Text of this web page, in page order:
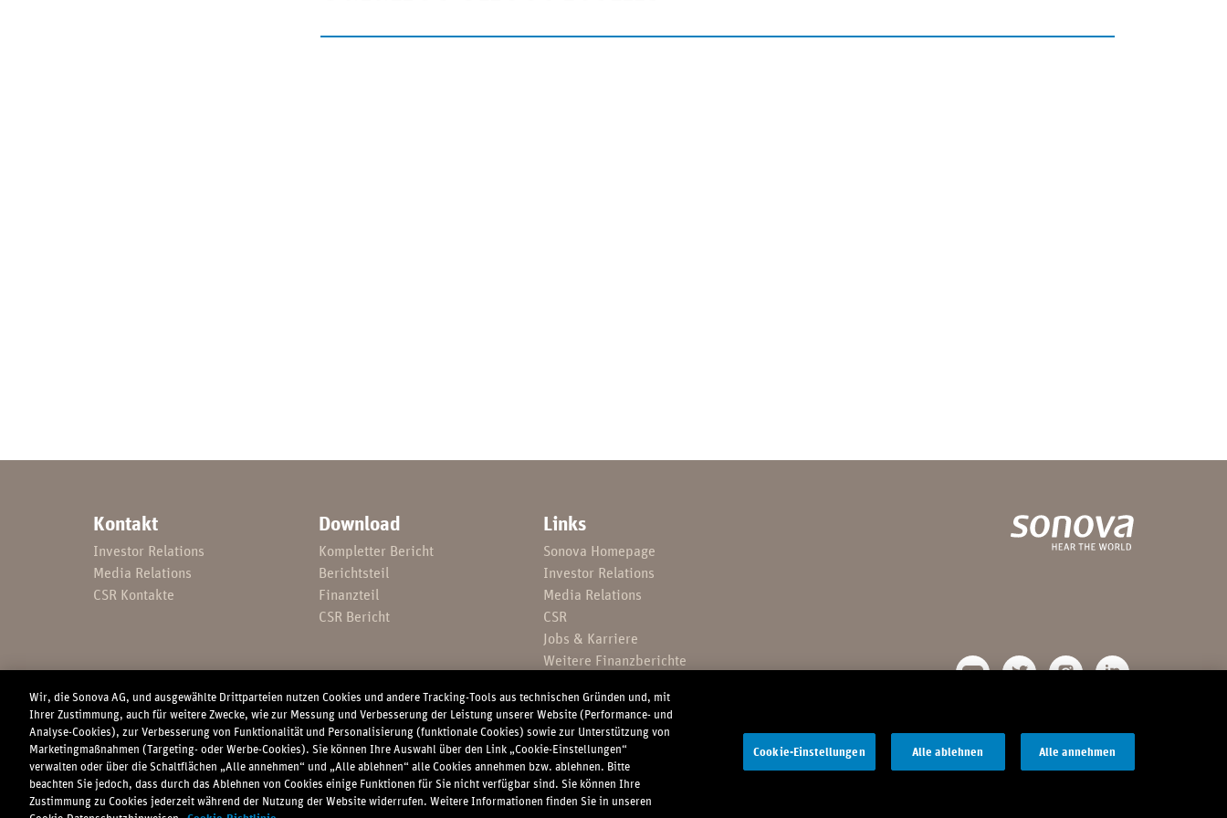
Kontakt
Investor Relations
Media Relations
CSR Kontakte
Download
Kompletter Bericht
Berichtsteil
Finanzteil
CSR Bericht
Links
Sonova Homepage
Investor Relations
Media Relations
CSR
Jobs & Karriere
Weitere Finanzberichte
Copyright © 2018 Sonova Holding AG. Cookie-Datenschutzhinweis Web-Datenschutz & Cookie-Richtlinie Globale Datenschutzrichtlinie Nutzungsbedingungen Cookie-Einstellungen
Wir, die Sonova AG, und ausgewählte Drittparteien nutzen Cookies und andere Tracking-Tools aus technischen Gründen und, mit
Ihrer Zustimmung, auch für weitere Zwecke, wie zur Messung und Verbesserung der Leistung unserer Website (Performance- und
Analyse-Cookies), zur Verbesserung von Funktionalität und Personalisierung (funktionale Cookies) sowie zur Unterstützung von
Marketingmaßnahmen (Targeting- oder Werbe-Cookies). Sie können Ihre Auswahl über den Link „Cookie-Einstellungen“
verwalten oder über die Schaltflächen „Alle annehmen“ und „Alle ablehnen“ alle Cookies annehmen bzw. ablehnen. Bitte
beachten Sie jedoch, dass durch das Ablehnen von Cookies einige Funktionen für Sie nicht verfügbar sind. Sie können Ihre
Zustimmung zu Cookies jederzeit während der Nutzung der Website widerrufen. Weitere Informationen finden Sie in unseren
Cookie-Einstellungen Alle ablehnen Alle annehmen